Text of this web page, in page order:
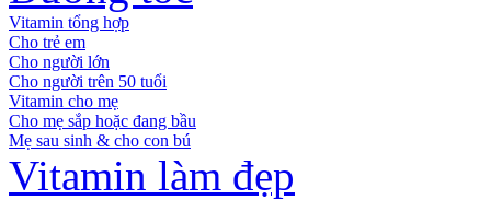
Vitamin tổng hợp
Cho trẻ em
Cho người lớn
Cho người trên 50 tuổi
Vitamin cho mẹ
Cho mẹ sắp hoặc đang bầu
Mẹ sau sinh & cho con bú
Vitamin làm đẹp